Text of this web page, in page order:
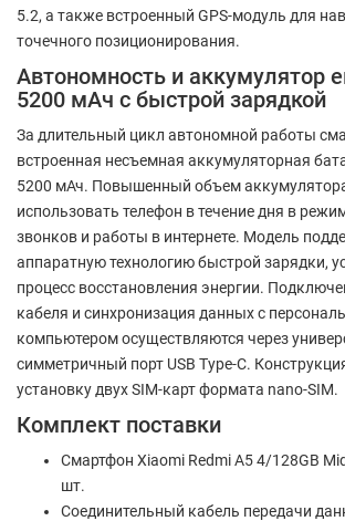
5.2, а также встроенный GPS-модуль для
точечного позиционирования.
Автономность и аккумулятор
5200 мАч с быстрой зарядкой
За длительный цикл автономной работы
встроенная несъемная аккумуляторная
5200 мАч. Повышенный объем
использовать телефон в течение дня в
звонков и работы в интернете. Модель
аппаратную технологию быстрой зарядки,
процесс восстановления энергии.
кабеля и синхронизация данных с
компьютером осуществляются через
симметричный порт USB Type-C.
установку двух SIM-карт формата nano-SIM.
Комплект поставки
Смартфон Xiaomi Redmi A5 4/128GB
шт.
Соединительный кабель передачи